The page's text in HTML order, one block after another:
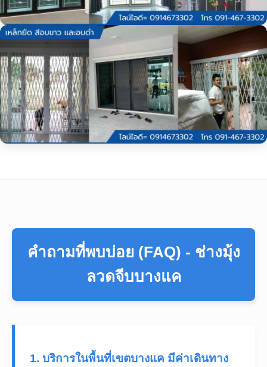
คำถามที่พบบ่อย (FAQ) - ช่างมุ้ง
ลวดจีบบางแค
1. บริการในพื้นที่เขตบางแค มีค่าเดินทาง